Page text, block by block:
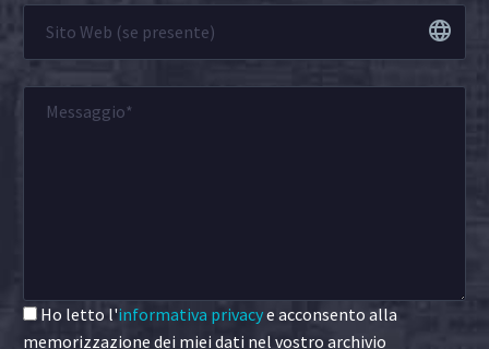
Ho letto l'informativa privacye acconsento alla
memorizzazione dei miei dati nel vostro archivio